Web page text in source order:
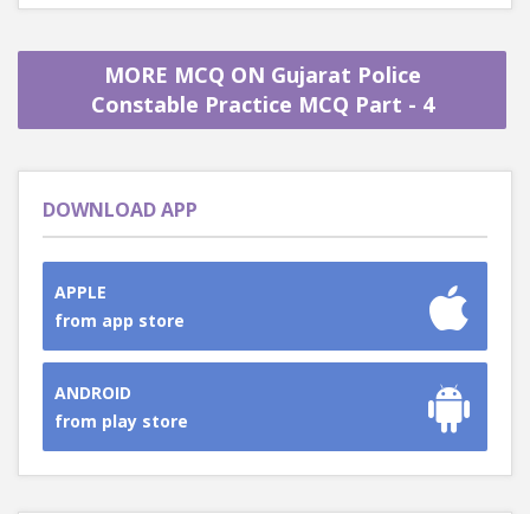
MORE MCQ ON Gujarat Police
Constable Practice MCQ Part - 4
DOWNLOAD APP
APPLE
from app store
ANDROID
from play store